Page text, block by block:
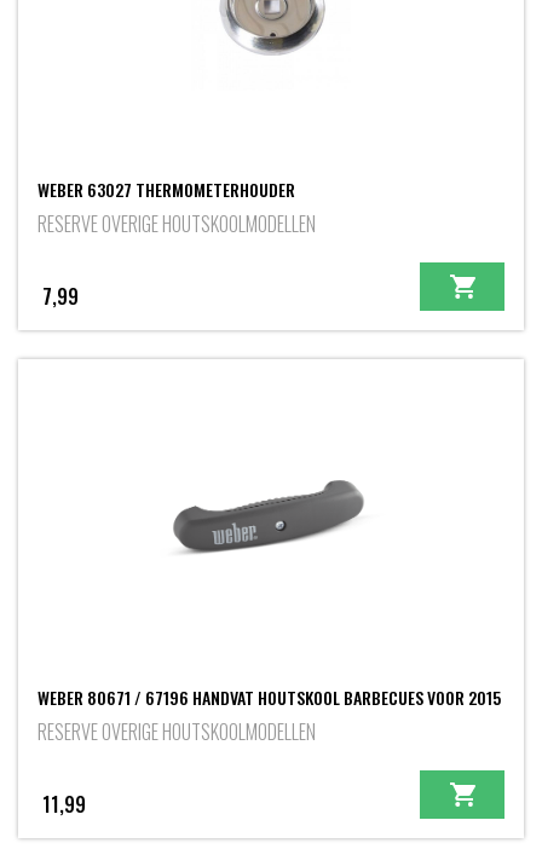
WEBER 63027 THERMOMETERHOUDER
RESERVE OVERIGE HOUTSKOOLMODELLEN
7,99
WEBER 80671 / 67196 HANDVAT HOUTSKOOL BARBECUES VOOR 2015
RESERVE OVERIGE HOUTSKOOLMODELLEN
11,99